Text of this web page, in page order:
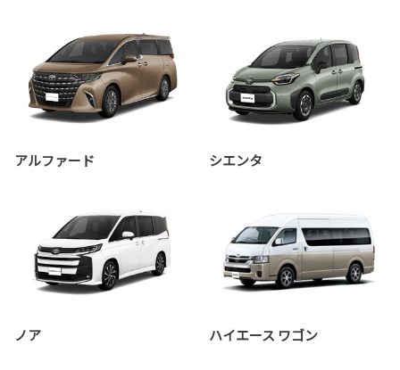
アルファード シエンタ
ノア ハイエース ワゴン